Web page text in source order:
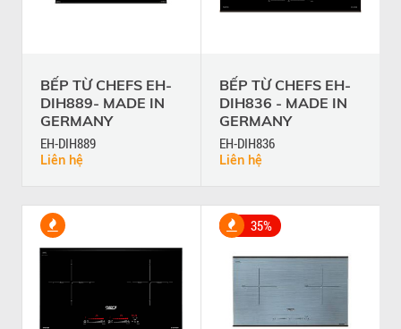
BẾP TỪ CHEFS EH-
DIH889- MADE IN
GERMANY
EH-DIH889
Liên hệ
BẾP TỪ CHEFS EH-
DIH836 - MADE IN
GERMANY
EH-DIH836
Liên hệ
35%